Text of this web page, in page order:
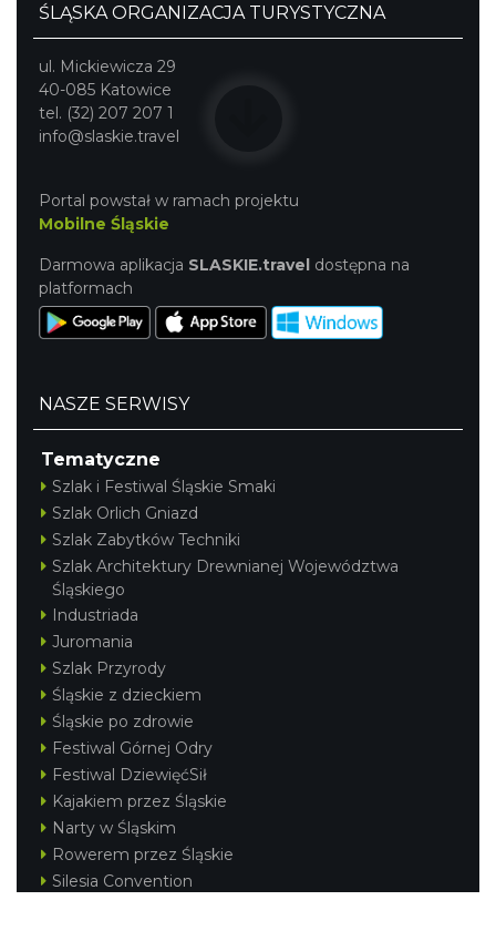
ŚLĄSKA ORGANIZACJA TURYSTYCZNA
ul. Mickiewicza 29
40-085 Katowice
tel. (32) 207 207 1
info@slaskie.travel
Portal powstał w ramach projektu
Mobilne Śląskie
Darmowa aplikacja SLASKIE.travel dostępna na
platformach
NASZE SERWISY
Tematyczne
Szlak i Festiwal Śląskie Smaki
Szlak Orlich Gniazd
Szlak Zabytków Techniki
Szlak Architektury Drewnianej Województwa
Śląskiego
Industriada
Juromania
Szlak Przyrody
Śląskie z dzieckiem
Śląskie po zdrowie
Festiwal Górnej Odry
Festiwal DziewięćSił
Kajakiem przez Śląskie
Narty w Śląskim
Rowerem przez Śląskie
Silesia Convention